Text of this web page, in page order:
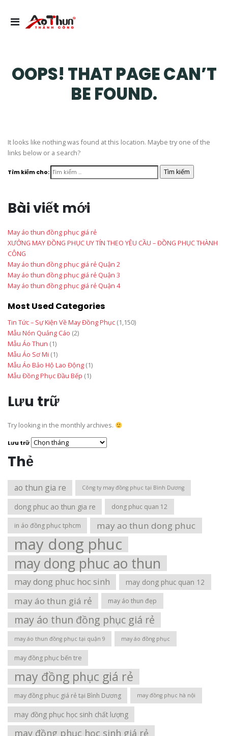
OOPS! THAT PAGE CAN’T
BE FOUND.
It looks like nothing was found at this location. Maybe try one of the
links below or a search?
Tìm kiếm cho:
Bài viết mới
May áo thun đồng phục giá rẻ
XƯỞNG MAY ĐỒNG PHỤC UY TÍN THEO YÊU CẦU – ĐỒNG PHỤC THÀNH
CÔNG
May áo thun đồng phục giá rẻ Quận 2
May áo thun đồng phục giá rẻ Quận 3
May áo thun đồng phục giá rẻ Quận 4
Most Used Categories
Tin Tức – Sự Kiện Về May Đồng Phục (1,150)
Mẫu Nón Quảng Cáo (2)
Mẫu Áo Thun (1)
Mẫu Áo Sơ Mi (1)
Mẫu Áo Bảo Hộ Lao Động (1)
Mẫu Đồng Phục Đầu Bếp (1)
Lưu trữ
Try looking in the monthly archives.
Lưu trữ
Thẻ
ao thun gia re Công ty may đồng phục tại Bình Dương
dong phuc ao thun gia re dong phuc quan 12
in áo đồng phục tphcm may ao thun dong phuc
may dong phuc
may dong phuc ao thun
may dong phuc hoc sinh may dong phuc quan 12
may áo thun giá rẻ may áo thun đẹp
may áo thun đồng phục giá rẻ
may áo thun đồng phục tại quận 9 may áo đồng phục
may đồng phục bến tre
may đồng phục giá rẻ
may đồng phục giá rẻ tại Bình Dương may đồng phục hà nội
may đồng phục học sinh chất lượng
may đồng phục học sinh giá rẻ